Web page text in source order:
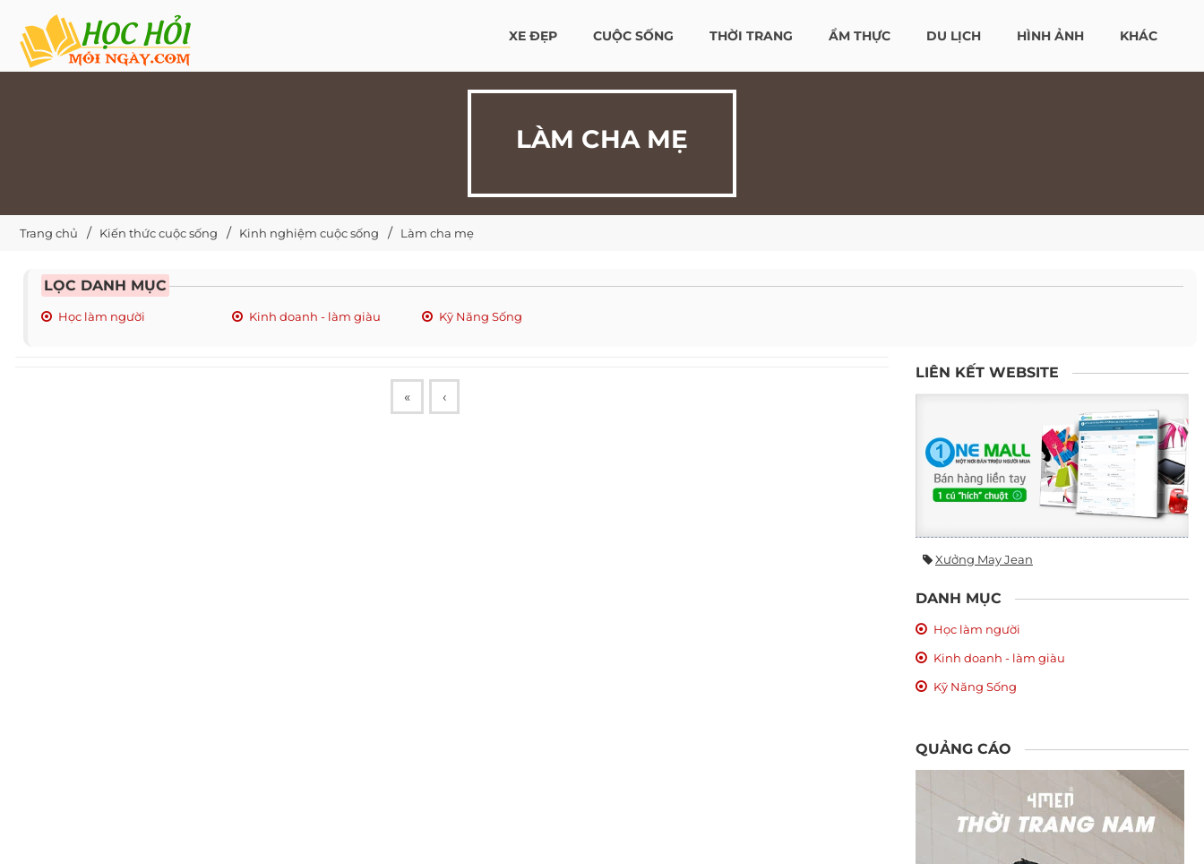
XE ĐẸP CUỘC SỐNG THỜI TRANG ẨM THỰC DU LỊCH HÌNH ẢNH KHÁC
LÀM CHA MẸ
Trang chủ Kiến thức cuộc sống Kinh nghiệm cuộc sống Làm cha mẹ
LỌC DANH MỤC
Học làm người Kinh doanh - làm giàu Kỹ Năng Sống
« ‹
LIÊN KẾT WEBSITE
Xưởng May Jean
DANH MỤC
Học làm người
Kinh doanh - làm giàu
Kỹ Năng Sống
QUẢNG CÁO